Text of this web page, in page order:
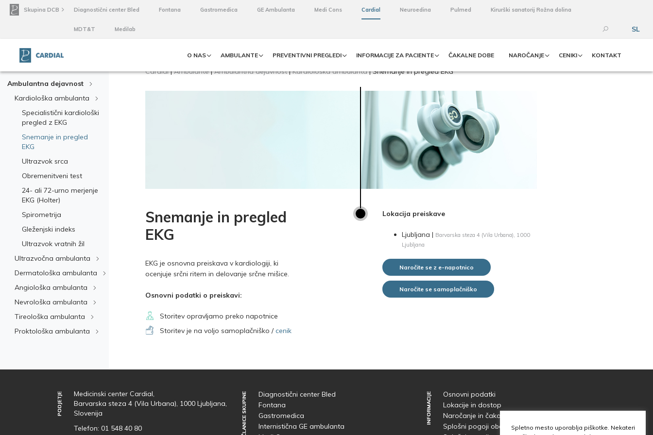
Skupina DCB Diagnostični center Bled Fontana Gastromedica GE Ambulanta Medi Cons Cardial Neuroedina Pulmed Kirurški sanatorij Rožna dolina
MDT&T Medilab SL
O NAS AMBULANTE PREVENTIVNI PREGLEDI INFORMACIJE ZA PACIENTE ČAKALNE DOBE NAROČANJE CENIKI KONTAKT
Ambulantna dejavnost
Kardiološka ambulanta
Specialistični kardiološki
pregled z EKG
Snemanje in pregled
EKG
Ultrazvok srca
Obremenitveni test
24- ali 72-urno merjenje
EKG (Holter)
Spirometrija
Gleženjski indeks
Ultrazvok vratnih žil
Ultrazvočna ambulanta
Dermatološka ambulanta
Angiološka ambulanta
Nevrološka ambulanta
Tireološka ambulanta
Proktološka ambulanta
Cardial|Ambulante|Ambulantna dejavnost|Kardiološka ambulanta|Snemanje in pregled EKG
Snemanje in pregled
EKG
EKG je osnovna preiskava v kardiologiji, ki
ocenjuje srčni ritem in delovanje srčne mišice.
Osnovni podatki o preiskavi:
Storitev opravljamo preko napotnice
Storitev je na voljo samoplačniško /cenik
Lokacija preiskave
Ljubljana | Barvarska steza 4 (Vila Urbana), 1000
Ljubljana
Naročite se z e-napotnico
Naročite se samoplačniško
PODJETJE
PODJETJE
Medicinski center Cardial,
Barvarska steza 4 (Vila Urbana), 1000 Ljubljana,
Slovenija
Telefon: 01 548 40 80
ČLANICE SKUPINE
ČLANICE SKUPINE
Diagnostični center Bled
Fontana
Gastromedica
Internistična GE ambulanta
INFORMACIJE
INFORMACIJE
Osnovni podatki
Lokacije in dostop
Naročanje in čakalne dobe
Splošni pogoji obdelave osebnih podatkov
Spletno mesto uporablja piškotke. Nekateri